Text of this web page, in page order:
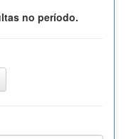
no período.